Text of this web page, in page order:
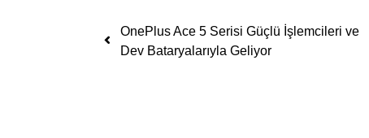
Yazı dolaşımı
OnePlus Ace 5 Serisi Güçlü İşlemcileri ve
Dev Bataryalarıyla Geliyor